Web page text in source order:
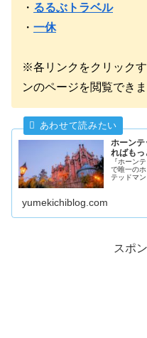
・ るるぶトラベル
・ 一休
※各リンクをクリック
ンのページを閲覧できま
ホーンテ
ればも
『ホーン
で唯一の
テッドマ
yumekichiblog.com
スポ